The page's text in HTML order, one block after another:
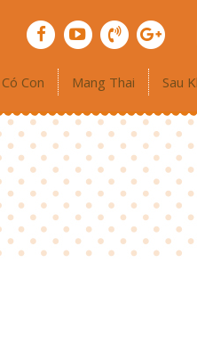
Con Mang Thai Sau